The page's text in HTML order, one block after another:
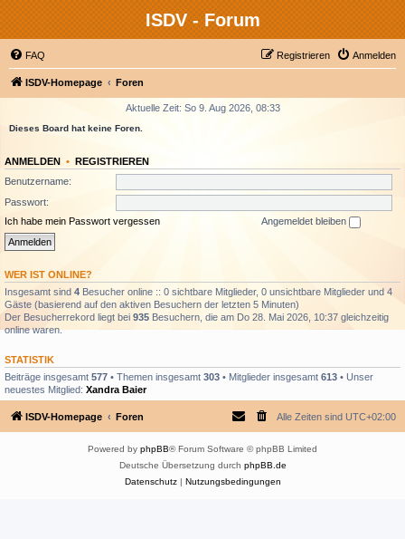
ISDV - Forum
FAQ Anmelden
Registrieren
ISDV-Homepage Foren
Aktuelle Zeit: So 9. Aug 2026, 08:33
Dieses Board hat keine Foren.
ANMELDEN • REGISTRIEREN
Benutzername:
Passwort:
Ich habe mein Passwort vergessen
Angemeldet bleiben
WER IST ONLINE?
Insgesamt sind 4 Besucher online :: 0 sichtbare Mitglieder, 0 unsichtbare Mitglieder und 4
Gäste (basierend auf den aktiven Besuchern der letzten 5 Minuten)
Der Besucherrekord liegt bei 935 Besuchern, die am Do 28. Mai 2026, 10:37 gleichzeitig
online waren.
STATISTIK
Beiträge insgesamt 577 • Themen insgesamt 303 • Mitglieder insgesamt 613 • Unser
neuestes Mitglied: Xandra Baier
ISDV-Homepage Foren Alle Zeiten sind UTC+02:00
Powered by phpBB® Forum Software © phpBB Limited
Deutsche Übersetzung durch phpBB.de
Datenschutz| Nutzungsbedingungen